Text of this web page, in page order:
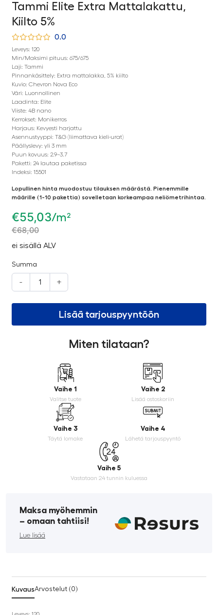
Tammi Elite Extra Mattalakattu,
Kiilto 5%
0.0
Leveys: 120
Min/Maksimi pituus: 675/675
Laji: Tammi
Pinnankäsittely: Extra mattalakka, 5% kiilto
Kuvio: Chevron Nova Eco
Väri: Luonnollinen
Laadinta: Elite
Viiste: 4B nano
Kerrokset: Monikerros
Harjaus: Kevyesti harjattu
Asennustyyppi: T&G (liimattava kieli-urat)
Päällyslevy: yli 3 mm
Puun kovuus: 2.9–3.7
Paketti: 24 lautaa paketissa
Indeksi: 15501
Lopullinen hinta muodostuu tilauksen määrästä. Pienemmille
määrille (1-10 pakettia) sovelletaan korkeampaa neliömetrihintaa.
€55,03/m²
€68,00
ei sisällä ALV
Summa
- +
Lisää tarjouspyyntöön
Miten tilataan?
Vaihe 1
Valitse tuote
Vaihe 2
Lisää ostoskoriin
Vaihe 3
Täytä lomake
Vaihe 4
Lähetä tarjouspyyntö
Vaihe 5
Vastataan 24 tunnin kuluessa
Maksa myöhemmin
­– omaan tahtiisi!
Lue lisää
KuvausArvostelut (0)